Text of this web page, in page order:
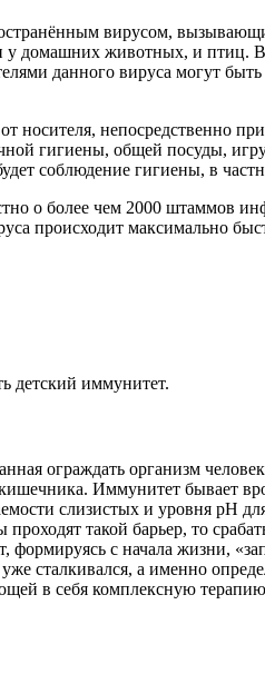
вирусом,
у домашних животных, и
данного вируса могут
носителя, непосредственно
гигиены, общей посуды,
соблюдение гигиены, в
о более чем 2000 штаммов
происходит максимально
детский иммунитет.
ограждать организм
кишечника. Иммунитет бывает
слизистых и уровня pH
такой барьер, то
с начала жизни,
сталкивался, а именно
в себя комплексную